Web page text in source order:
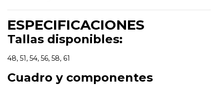
ESPECIFICACIONES
Tallas disponibles:
48, 51, 54, 56, 58, 61
Cuadro y componentes